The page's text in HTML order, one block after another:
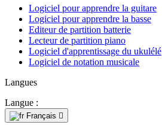
Logiciel pour apprendre la guitare
Logiciel pour apprendre la basse
Editeur de partition batterie
Lecteur de partition piano
Logiciel d'apprentissage du ukulélé
Logiciel de notation musicale
Langues
Langue :
Français 